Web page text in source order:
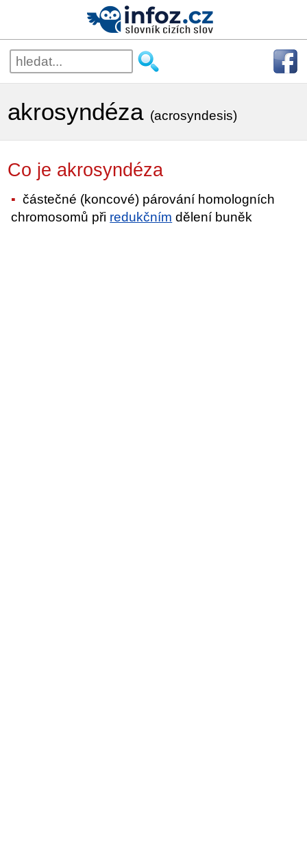
akrosyndéza (acrosyndesis)
Co je akrosyndéza
částečné (koncové) párování homologních
chromosomů při redukčním dělení buněk